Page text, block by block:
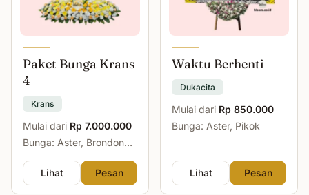
Paket Bunga Krans
4
Krans
Mulai dari Rp 7.000.000
Bunga: Aster, Brondong,
Lihat
Pesan
Waktu Berhenti
Dukacita
Mulai dari Rp 850.000
Bunga: Aster, Pikok
Lihat Pesan